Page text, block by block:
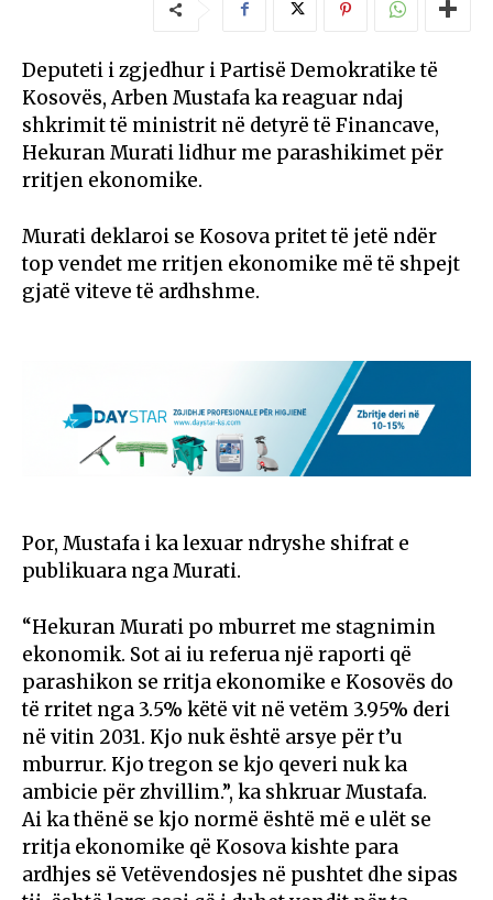
Deputeti i zgjedhur i Partisë Demokratike të
Kosovës, Arben Mustafa ka reaguar ndaj
shkrimit të ministrit në detyrë të Financave,
Hekuran Murati lidhur me parashikimet për
rritjen ekonomike.
Murati deklaroi se Kosova pritet të jetë ndër
top vendet me rritjen ekonomike më të shpejt
gjatë viteve të ardhshme.
Por, Mustafa i ka lexuar ndryshe shifrat e
publikuara nga Murati.
“Hekuran Murati po mburret me stagnimin
ekonomik. Sot ai iu referua një raporti që
parashikon se rritja ekonomike e Kosovës do
të rritet nga 3.5% këtë vit në vetëm 3.95% deri
në vitin 2031. Kjo nuk është arsye për t’u
mburrur. Kjo tregon se kjo qeveri nuk ka
ambicie për zhvillim.”, ka shkruar Mustafa.
Ai ka thënë se kjo normë është më e ulët se
rritja ekonomike që Kosova kishte para
ardhjes së Vetëvendosjes në pushtet dhe sipas